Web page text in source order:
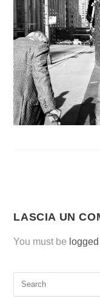
LASCIA UN
You must be